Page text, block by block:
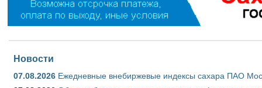
Новости
07.08.2026 Ежедневные внебиржевые индексы сахара ПАО